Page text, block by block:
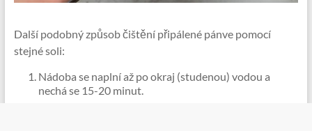
Další podobný způsob čištění připálené pánve pomocí
stejné soli:
Nádoba se naplní až po okraj (studenou) vodou a
nechá se 15-20 minut.